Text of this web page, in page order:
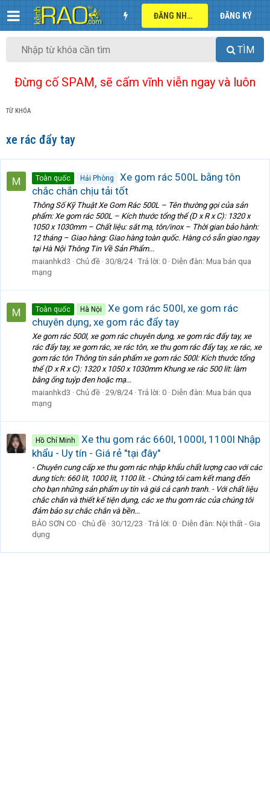
ĐĂNG NHẬP ĐĂNG KÝ
TÌM
Đừng cố SPAM, sẽ cấm vĩnh viễn ngay và luôn
TỪ KHÓA
xe rác đẩy tay
Toàn quốc Hải Phòng
Xe gom rác 500L bằng tôn
chắc chắn chịu tải tốt
Thông Số Kỹ Thuật Xe Gom Rác 500L – Tên thường gọi của sản
phẩm: Xe gom rác 500L – Kích thước tổng thể (D x R x C): 1320 x
1050 x 1030mm – Chất liệu: sắt mạ, tôn/inox – Thời gian bảo hành:
12 tháng – Giao hàng: Giao hàng toàn quốc. Hàng có sẵn giao ngay
tại Hà Nội Thông Tin Về Sản Phẩm...
maianhkd3
Chủ đề 30/8/24 Trả lời: 0 Diễn đàn: Mua bán qua
mạng
Toàn quốc Hà Nội
Xe gom rác 500l, xe gom rác
chuyên dụng, xe gom rác đẩy tay
Xe gom rác 500l, xe gom rác chuyên dụng, xe gom rác đẩy tay, xe
rác đẩy tay, xe gom rác, xe rác tôn, xe thu gom rác đẩy tay, xe rác, xe
gom rác tôn Thông tin sản phẩm xe gom rác 500l: Kích thước tổng
thể (D x R x C): 1320 x 1050 x 1030mm Khung xe rác 500 lít: làm
bằng ống tuýp đen hoặc mạ...
maianhkd3
Chủ đề 29/8/24 Trả lời: 0 Diễn đàn: Mua bán qua
mạng
Hồ Chí Minh
Xe thu gom rác 660l, 1000l, 1100l Nhập
khẩu - Uy tín - Giá rẻ "tại đây"
- Chuyên cung cấp xe thu gom rác nhập khẩu chất lượng cao với các
dung tích: 660 lít, 1000 lít, 1100 lít. - Chúng tôi cam kết mang đến
cho bạn những sản phẩm uy tín và giá cả cạnh tranh. - Với chất liệu
chắc chắn và thiết kế tiện dụng, các xe thu gom rác của chúng tôi
đảm bảo sự chắc chắn và bền...
BẢO SƠN CO
Chủ đề 30/12/23 Trả lời: 0 Diễn đàn: Nội thất - Gia
dụng